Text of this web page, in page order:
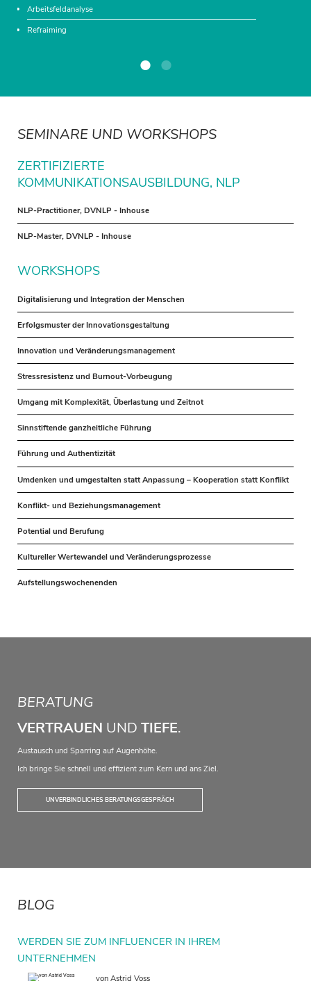
Arbeitsfeldanalyse
Refraiming
Aufstellungen
SEMINARE UND WORKSHOPS
ZERTIFIZIERTE
KOMMUNIKATIONSAUSBILDUNG, NLP
NLP-Practitioner, DVNLP - Inhouse
NLP-Master, DVNLP - Inhouse
WORKSHOPS
Digitalisierung und Integration der Menschen
Erfolgsmuster der Innovationsgestaltung
Innovation und Veränderungsmanagement
Stressresistenz und Burnout-Vorbeugung
Umgang mit Komplexität, Überlastung und Zeitnot
Sinnstiftende ganzheitliche Führung
Führung und Authentizität
Umdenken und umgestalten statt Anpassung – Kooperation statt Konflikt
Konflikt- und Beziehungsmanagement
Potential und Berufung
Kultureller Wertewandel und Veränderungsprozesse
Aufstellungswochenenden
BERATUNG
VERTRAUEN UND TIEFE.
Austausch und Sparring auf Augenhöhe.
Ich bringe Sie schnell und effizient zum Kern und ans Ziel.
UNVERBINDLICHES BERATUNGSGESPRÄCH
BLOG
WERDEN SIE ZUM INFLUENCER IN IHREM
UNTERNEHMEN
von Astrid Voss